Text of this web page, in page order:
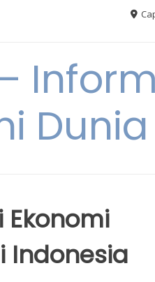
–
Dunia
Indonesia